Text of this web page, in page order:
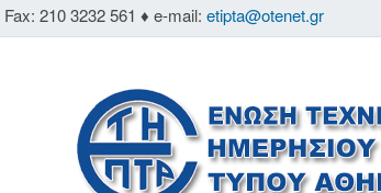
Fax: 210 3232 561 ♦ e-mail: etipta@otenet.gr